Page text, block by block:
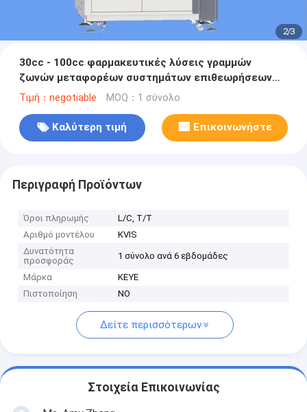
2/3
30cc - 100cc φαρμακευτικές λύσεις γραμμών
ζωνών μεταφορέων συστημάτων επιθεωρήσεων
μπουκαλιών οπτικές
Τιμή：negotiable MOQ：1 σύνολο
Καλύτερη τιμή Επικοινωνήστε
Περιγραφή Προϊόντων
Όροι πληρωμής
L/C, T/T
Αριθμό μοντέλου
KVIS
Δυνατότητα
προσφοράς
1 σύνολο ανά 6 εβδομάδες
Μάρκα
KEYE
Πιστοποίηση
NO
Δείτε περισσότερων
Στοιχεία Επικοινωνίας